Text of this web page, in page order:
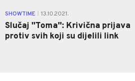
SHOWTIME 13.10.2021.
Slučaj ''Toma'': Krivična prijava
protiv svih koji su dijelili link